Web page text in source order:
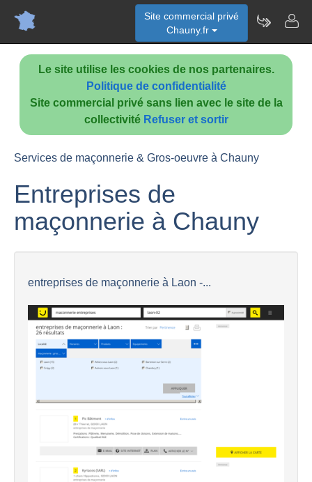
Le site utilise les cookies de nos partenaires.
Politique de confidentialité
Site commercial privé sans lien avec le site de la
collectivité Refuser et sortir
Site commercial privé
Chauny.fr
Services de maçonnerie & Gros-oeuvre à Chauny
Entreprises de
maçonnerie à Chauny
entreprises de maçonnerie à Laon -...